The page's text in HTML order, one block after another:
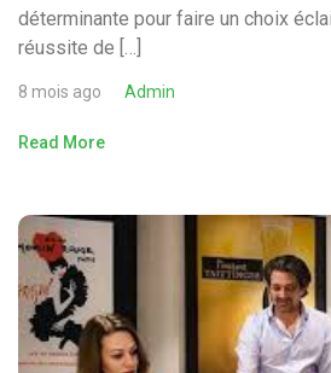
déterminante pour faire un choix
réussite de […]
8 mois ago Admin
Read More